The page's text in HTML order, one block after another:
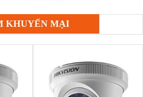
KHUYẾN MẠI